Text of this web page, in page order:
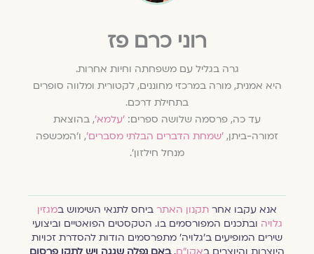
רוני כרם פז
גרה בגליל עם משפחתה וחיות אחרות.
היא אמנית, מורה במרכזי מחוננים, לקטורית ומלווה סופרים
בתחילת דרכם.
עד כה, פרסמה שלושה ספרים:'עלמא', בהוצאת
זמורה-ביתן,'שמחת הדברים הבלתי מסברים', ו'המכשפה
מנחל חילזון'.
אנא עקבו אחרתקנון האתרביחס לתנאי השימוש ב מגזין
גלויהובתכנים המפורסמים בו. הטקסטים הפואטיים וביצועי
שירים המופיעים ב׳גלויה׳ מתפרסמים הודות להסדרת זכויות